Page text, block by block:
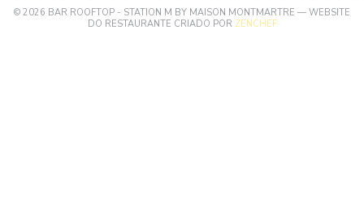
© 2026 BAR ROOFTOP - STATION M BY MAISON MONTMARTRE — WEBSITE
DO RESTAURANTE CRIADO POR ZENCHEF((ABRE NUMA